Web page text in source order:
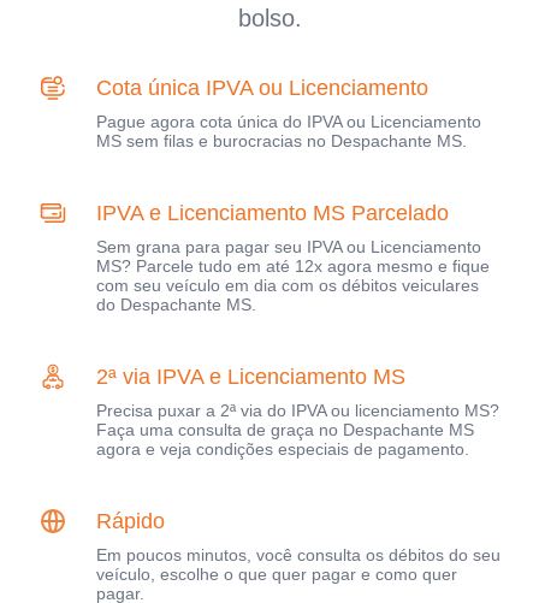
bolso.
Cota única IPVA ou Licenciamento
Pague agora cota única do IPVA ou Licenciamento
MS sem filas e burocracias no Despachante MS.
IPVA e Licenciamento MS Parcelado
Sem grana para pagar seu IPVA ou Licenciamento
MS? Parcele tudo em até 12x agora mesmo e fique
com seu veículo em dia com os débitos veiculares
do Despachante MS.
2ª via IPVA e Licenciamento MS
Precisa puxar a 2ª via do IPVA ou licenciamento MS?
Faça uma consulta de graça no Despachante MS
agora e veja condições especiais de pagamento.
Rápido
Em poucos minutos, você consulta os débitos do seu
veículo, escolhe o que quer pagar e como quer
pagar.